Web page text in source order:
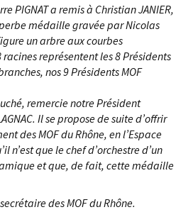
PIGNAT a remis à Christian JANIER,
médaille gravée par Nicolas
un arbre aux courbes
représentent les 8 Présidents
nos 9 Présidents MOF
remercie notre Président
Il se propose de suite d’offrir
des MOF du Rhône, en l’Espace
n’est que le chef d’orchestre d’un
et que, de fait, cette médaille
des MOF du Rhône.